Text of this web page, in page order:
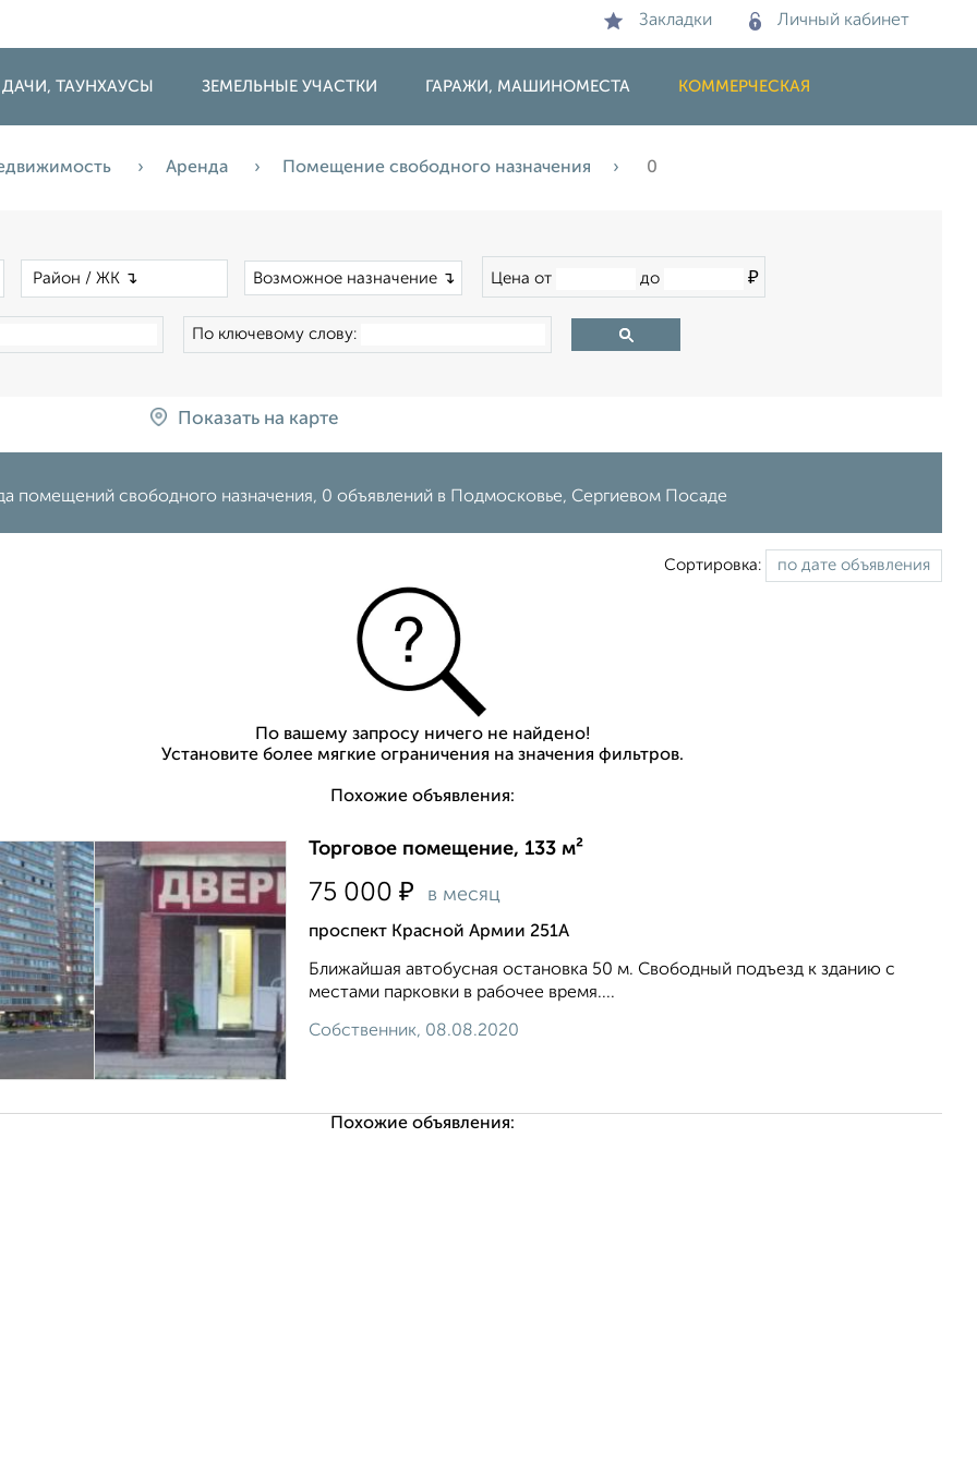
Закладки Личный кабинет
ТАУНХАУСЫ ЗЕМЕЛЬНЫЕ УЧАСТКИ ГАРАЖИ, МАШИНОМЕСТА КОММЕРЧЕСКАЯ
Аренда Помещение свободного назначения 0
Возможное назначение ↴ Цена от до ₽
По ключевому слову:
Показать на карте
помещений свободного назначения, 0 объявлений в Подмосковье, Сергиевом Посаде
Сортировка:
По вашему запросу ничего не найдено!
Установите более мягкие ограничения на значения фильтров.
Похожие объявления:
Торговое помещение, 133 м²
75 000 ₽ в месяц
проспект Красной Армии 251А
Ближайшая автобусная остановка 50 м. Свободный подъезд к зданию с
местами парковки в рабочее время....
Собственник, 08.08.2020
Похожие объявления: